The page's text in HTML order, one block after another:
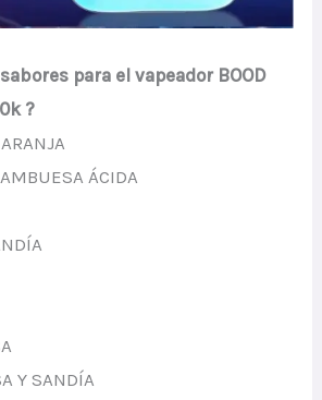
para el vapeador BOOD
?
ÁCIDA
Y SANDÍA